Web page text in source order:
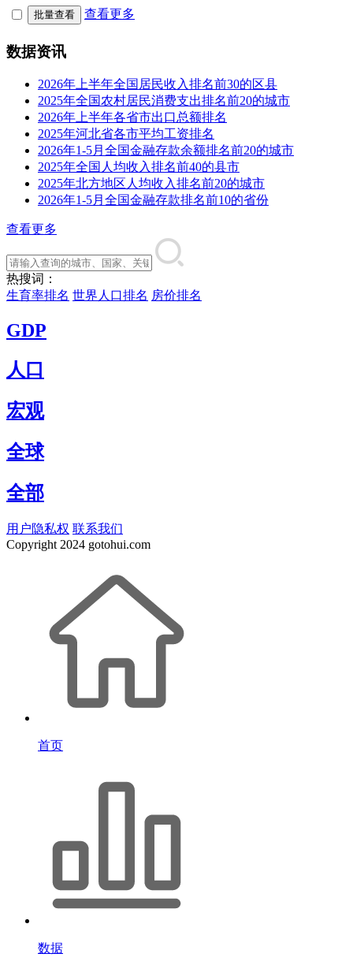
批量查看 查看更多
数据资讯
2026年上半年全国居民收入排名前30的区县
2025年全国农村居民消费支出排名前20的城市
2026年上半年各省市出口总额排名
2025年河北省各市平均工资排名
2026年1-5月全国金融存款余额排名前20的城市
2025年全国人均收入排名前40的县市
2025年北方地区人均收入排名前20的城市
2026年1-5月全国金融存款排名前10的省份
查看更多
热搜词：
生育率排名 世界人口排名 房价排名
GDP
人口
宏观
全球
全部
用户隐私权 联系我们
Copyright 2024 gotohui.com
首页
数据